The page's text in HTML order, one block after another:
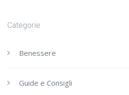
Categorie
Benessere
Guide e Consigli